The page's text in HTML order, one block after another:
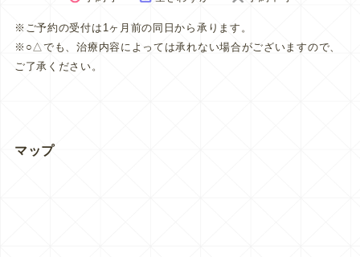
※ご予約の受付は1ヶ月前の同日から承ります。
※○△でも、治療内容によっては承れない場合がございますので、
ご了承ください。
マップ